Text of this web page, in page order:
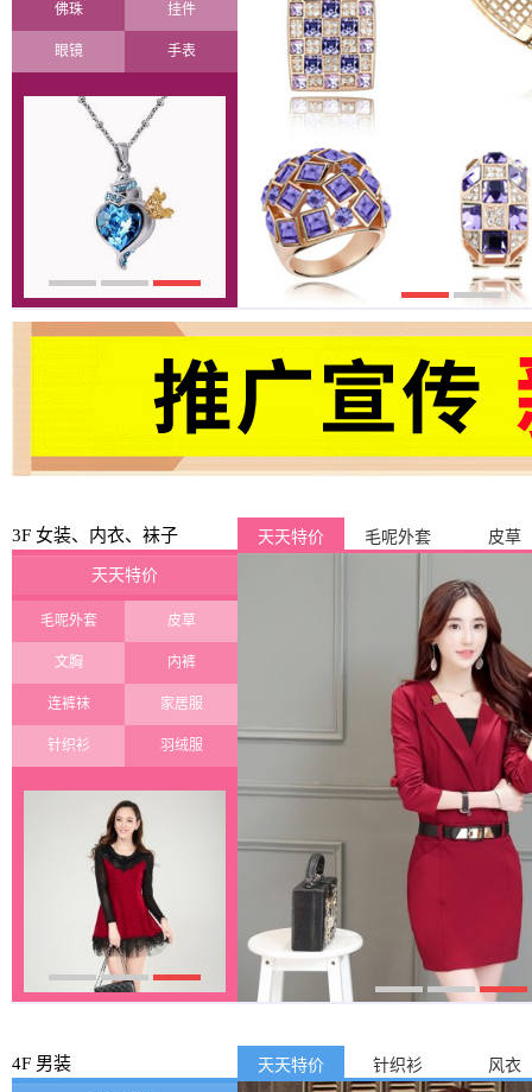
佛珠 挂件
眼镜 手表
3F 女装、内衣、袜子 天天特价 毛呢外套 皮草
天天特价
毛呢外套 皮草
文胸 内裤
连裤袜 家居服
针织衫 羽绒服
4F 男装 天天特价 针织衫 风衣